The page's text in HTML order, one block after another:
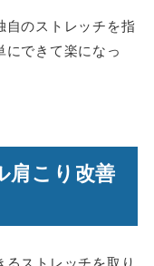
自のストレッチを指
できて楽になっ
肩こり改善
ストレッチを取り